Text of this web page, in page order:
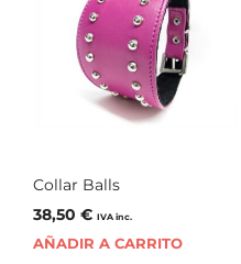
Collar Balls
38,50 € IVA inc.
AÑADIR A CARRITO